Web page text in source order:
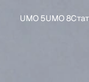
UMO 5UMO 8